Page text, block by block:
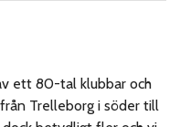
ett 80-tal klubbar och
Trelleborg i söder till